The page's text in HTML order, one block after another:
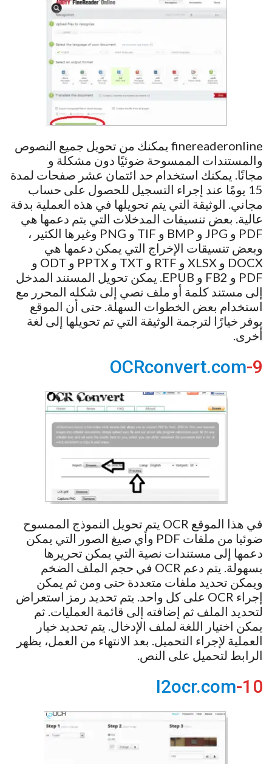
finereaderonline يمكنك من تحويل جميع النصوص
والمستندات الممسوحة ضوئيًا دون مشكلة و
مجانًا. يمكنك استخدام حد ائتمان عشر صفحات لمدة
15 يومًا عند إجراء التسجيل للحصول على حساب
مجاني. الوثيقة التي يتم تحويلها في هذه العملية بدقة
عالية. بعض تنسيقات المدخلات التي يتم دعمها هي
PDF و JPG و BMP و TIF و PNG وغيرها الكثير ،
وبعض تنسيقات الإخراج التي يمكن دعمها هي
DOCX و XLSX و RTF و TXT و PPTX و ODT و
PDF و FB2 و EPUB. يمكن تحويل المستند المدخل
إلى مستند كلمة أو ملف نصي إلى شكله المحرر مع
استخدام بعض الخطوات السهلة. حتى أن الموقع
يوفر خيارًا لترجمة الوثيقة التي تم تحويلها إلى لغة
أخرى.
9-
OCRconvert.com
في هذا الموقع OCR يتم تحويل النموذج الممسوح
ضوئيا من ملفات PDF وأي صيغ الصور التي يمكن
دعمها إلى مستندات نصية التي يمكن تحريرها
بسهولة. يتم دعم OCR في حجم الملف الضخم
ويمكن تحديد ملفات متعددة حتى ومن ثم يمكن
إجراء OCR على كل واحد. يتم تحديد رمز استعراض
لتحديد الملف ثم إضافته إلى قائمة العمليات. ثم
يمكن اختيار اللغة لملف الإدخال. يتم تحديد خيار
العملية لإجراء التحميل. بعد الانتهاء من العمل، يظهر
الرابط لتحميل على النص.
10-
I2ocr.com